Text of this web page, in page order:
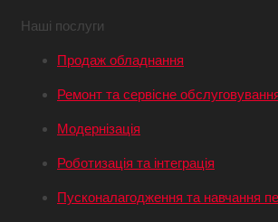
Наші послуги
Продаж обладнання
Ремонт та сервісне
Модернізація
Роботизація та інтеграція
Пусконалагодження та навчання